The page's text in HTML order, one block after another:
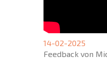
14-02-2025
Feedback von